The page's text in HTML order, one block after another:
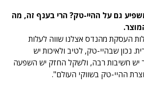
גם על ההיי-טק? הרי בענף זה, מה
העסקת מהנדס אצלנו שווה לעלות
נכון שבהיי-טק, לטיב ולאיכות יש
יש חשיבות רבה, ולשקל החזק יש השפעה
ההיי-טק בשווקי העולם".